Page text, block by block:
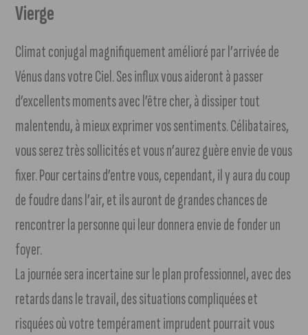
Vierge
Climat conjugal magnifiquement amélioré par l’arrivée de
Vénus dans votre Ciel. Ses influx vous aideront à passer
d’excellents moments avec l’être cher, à dissiper tout
malentendu, à mieux exprimer vos sentiments. Célibataires,
vous serez très sollicités et vous n’aurez guère envie de vous
fixer. Pour certains d’entre vous, cependant, il y aura du coup
de foudre dans l’air, et ils auront de grandes chances de
rencontrer la personne qui leur donnera envie de fonder un
foyer.
La journée sera incertaine sur le plan professionnel, avec des
retards dans le travail, des situations compliquées et
risquées où votre tempérament imprudent pourrait vous